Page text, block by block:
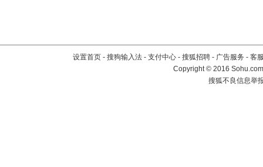
设置首页 - 搜狗输入法 - 支付中心 - 搜狐招聘 - 广告服务 - 客
Copyright©2016
搜狐不良信息举